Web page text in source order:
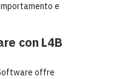
e
con L4B
offre